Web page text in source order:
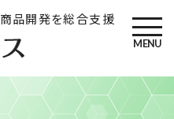
商品開発を総合支援
鹿児島の特産
MENU